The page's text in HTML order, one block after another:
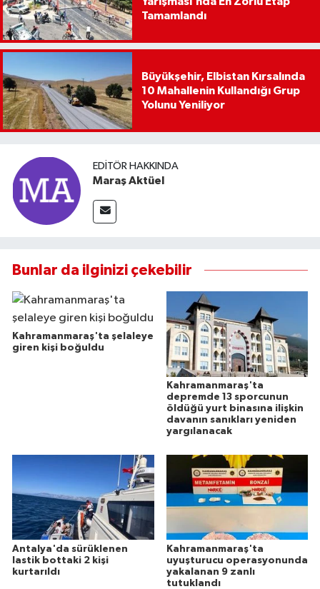
Tamamlandı
Büyükşehir, Elbistan Kırsalında
10 Mahallenin Kullandığı Grup
Yolunu Yeniliyor
EDITÖR HAKKINDA
Maraş Aktüel
Bunlar da ilginizi çekebilir
Kahramanmaraş'ta şelaleye
giren kişi boğuldu
Kahramanmaraş'ta
depremde 13 sporcunun
öldüğü yurt binasına ilişkin
davanın sanıkları yeniden
yargılanacak
Antalya'da sürüklenen
lastik bottaki 2 kişi
kurtarıldı
Kahramanmaraş'ta
uyuşturucu operasyonunda
yakalanan 9 zanlı
tutuklandı